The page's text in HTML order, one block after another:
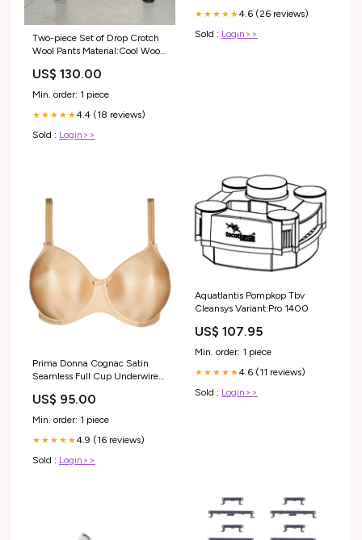
Two-piece Set of Drop Crotch
Wool Pants Material:Cool Wool
US$ 130.00
Min. order: 1 piece
★★★★★4.4 (18 reviews)
Sold : Login>>
★★★★★4.6 (26 reviews)
Sold : Login>>
Prima Donna Cognac Satin
Seamless Full Cup Underwire
US$ 95.00
Min. order: 1 piece
★★★★★4.9 (16 reviews)
Sold : Login>>
Aquatlantis Pompkop Tbv
Cleansys Variant:Pro 1400
US$ 107.95
Min. order: 1 piece
★★★★★4.6 (11 reviews)
Sold : Login>>